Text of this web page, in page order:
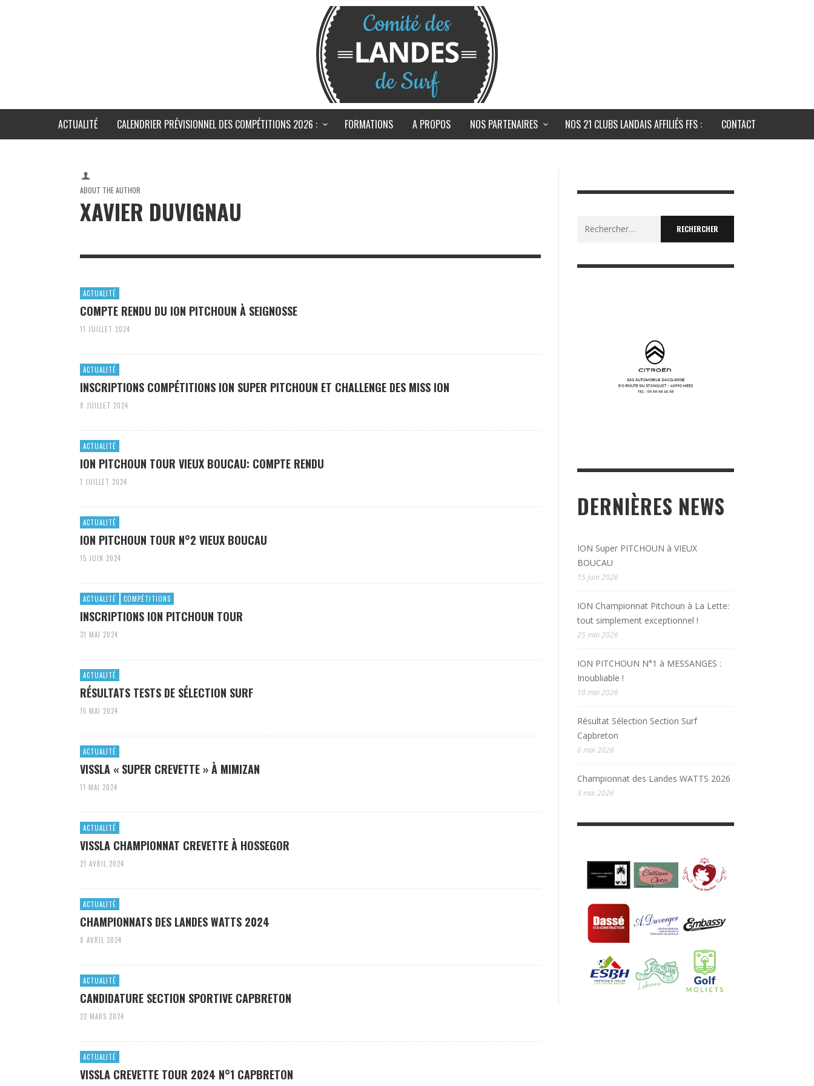
ACTUALITÉ CALENDRIER PRÉVISIONNEL DES COMPÉTITIONS 2026 : FORMATIONS A PROPOS NOS PARTENAIRES NOS 21 CLUBS LANDAIS AFFILIÉS FFS : CONTACT
ABOUT THE AUTHOR
XAVIER DUVIGNAU
ACTUALITÉ
COMPTE RENDU DU ION PITCHOUN À SEIGNOSSE
11 JUILLET 2024
ACTUALITÉ
INSCRIPTIONS COMPÉTITIONS ION SUPER PITCHOUN ET CHALLENGE DES MISS ION
8 JUILLET 2024
ACTUALITÉ
ION PITCHOUN TOUR VIEUX BOUCAU: COMPTE RENDU
1 JUILLET 2024
ACTUALITÉ
ION PITCHOUN TOUR N°2 VIEUX BOUCAU
15 JUIN 2024
ACTUALITÉ COMPÉTITIONS
INSCRIPTIONS ION PITCHOUN TOUR
31 MAI 2024
ACTUALITÉ
RÉSULTATS TESTS DE SÉLECTION SURF
15 MAI 2024
ACTUALITÉ
VISSLA « SUPER CREVETTE » À MIMIZAN
11 MAI 2024
ACTUALITÉ
VISSLA CHAMPIONNAT CREVETTE À HOSSEGOR
21 AVRIL 2024
ACTUALITÉ
CHAMPIONNATS DES LANDES WATTS 2024
8 AVRIL 2024
ACTUALITÉ
CANDIDATURE SECTION SPORTIVE CAPBRETON
22 MARS 2024
ACTUALITÉ
VISSLA CREVETTE TOUR 2024 N°1 CAPBRETON
DERNIÈRES NEWS
ION Super PITCHOUN à VIEUX
BOUCAU
15 juin 2026
ION Championnat Pitchoun à La Lette:
tout simplement exceptionnel !
25 mai 2026
ION PITCHOUN N°1 à MESSANGES :
Inoubliable !
10 mai 2026
Résultat Sélection Section Surf
Capbreton
6 mai 2026
Championnat des Landes WATTS 2026
3 mai 2026